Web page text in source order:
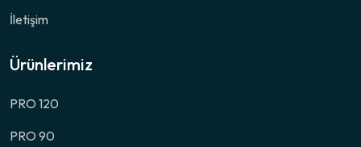
İletişim
Ürünlerimiz
PRO 120
PRO 90